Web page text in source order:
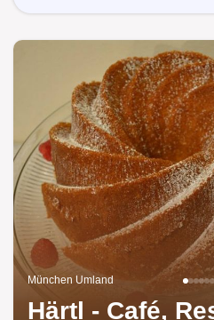
München Umland
Härtl - Café,